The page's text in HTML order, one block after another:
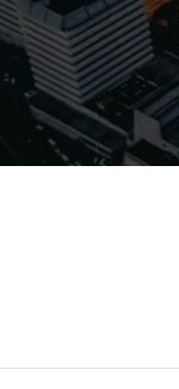
Home Notícias